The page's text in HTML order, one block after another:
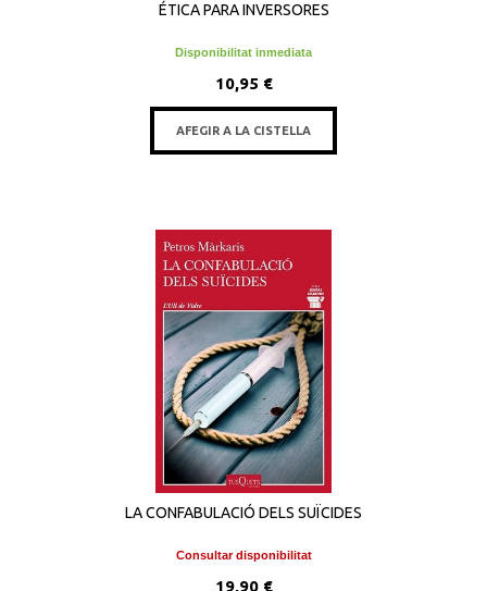
ÉTICA PARA INVERSORES
Disponibilitat inmediata
10,95 €
AFEGIR A LA CISTELLA
LA CONFABULACIÓ DELS SUÏCIDES
Consultar disponibilitat
19,90 €